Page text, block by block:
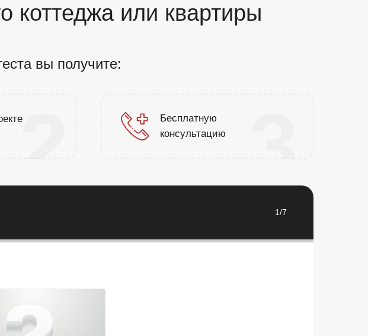
2
коттеджа или квартиры
вы получите:
Бесплатную
консультацию
1/7